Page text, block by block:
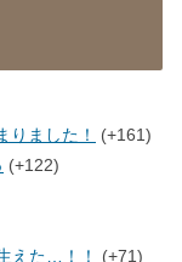
りました！
+161
+122
えた…！！
+71